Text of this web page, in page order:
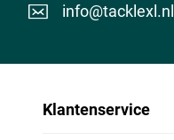
info@tacklexl.nl
Klantenservice